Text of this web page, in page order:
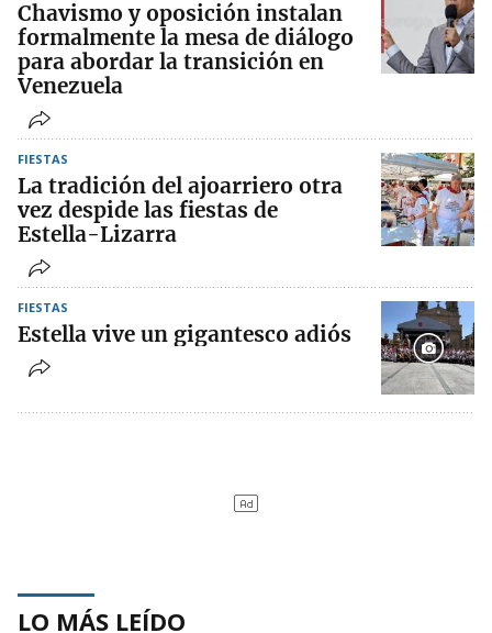
Chavismo y oposición instalan
formalmente la mesa de diálogo
para abordar la transición en
Venezuela
FIESTAS
La tradición del ajoarriero otra
vez despide las fiestas de
Estella-Lizarra
FIESTAS
Estella vive un gigantesco adiós
LO MÁS LEÍDO